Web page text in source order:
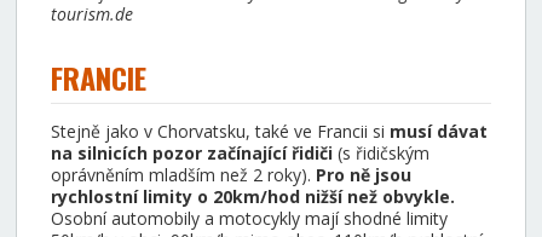
tourism.de
FRANCIE
Stejně jako v Chorvatsku, také ve Francii si musí dávat
na silnicích pozor začínající řidiči (s řidičským
oprávněním mladším než 2 roky). Pro ně jsou
rychlostní limity o 20km/hod nižší než obvykle.
Osobní automobily a motocykly mají shodné limity